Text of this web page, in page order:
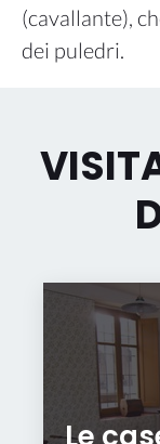
(cavallante),
dei puledri.
Le